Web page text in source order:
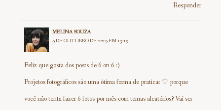
Responder
MELINA SOUZA
9 DE OUTUBRO DE 2019 EM 13:19
Feliz que gosta dos posts de 6 on 6 :)
Projetos fotográficos são uma ótima forma de praticar ♡ porque
você não tenta fazer 6 fotos por mês com temas aleatórios? Vai ser